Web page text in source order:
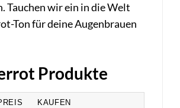
Tauchen wir ein in die Welt
Ton für deine Augenbrauen
Produkte
KAUFEN